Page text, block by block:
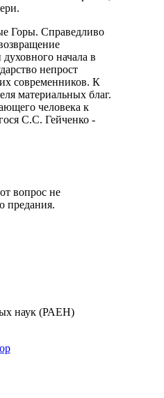
Горы. Справедливо
начала в
непрост
современников. К
материальных благ.
человека к
С.С. Гейченко -
вопрос не
предания.
наук (РАЕН)